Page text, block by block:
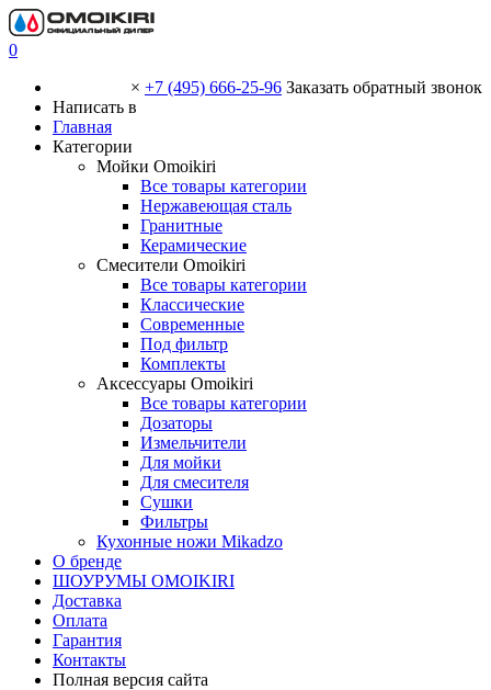
0
× +7 (495) 666-25-96 Заказать обратный звонок
Написать в
Главная
Категории
Мойки Omoikiri
Все товары категории
Нержавеющая сталь
Гранитные
Керамические
Смесители Omoikiri
Все товары категории
Классические
Современные
Под фильтр
Комплекты
Аксессуары Omoikiri
Все товары категории
Дозаторы
Измельчители
Для мойки
Для смесителя
Сушки
Фильтры
Кухонные ножи Mikadzo
О бренде
ШОУРУМЫ OMOIKIRI
Доставка
Оплата
Гарантия
Контакты
Полная версия сайта